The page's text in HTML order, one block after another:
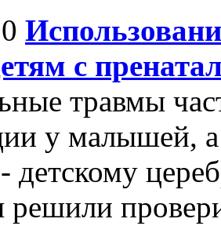
с
травмы
у малышей, а
- детскому
решили